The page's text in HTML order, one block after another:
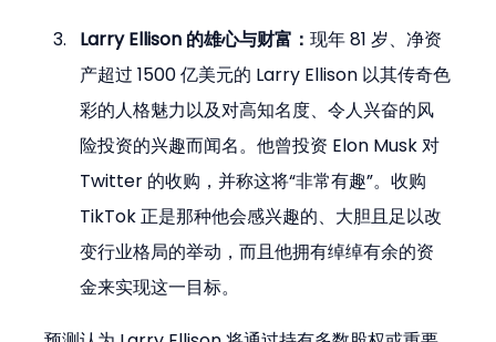
Larry Ellison 的雄心与财富：现年 81 岁、净资
产超过 1500 亿美元的 Larry Ellison 以其传奇色
彩的人格魅力以及对高知名度、令人兴奋的风
险投资的兴趣而闻名。他曾投资 Elon Musk 对
Twitter 的收购，并称这将“非常有趣”。收购
TikTok 正是那种他会感兴趣的、大胆且足以改
变行业格局的举动，而且他拥有绰绰有余的资
金来实现这一目标。